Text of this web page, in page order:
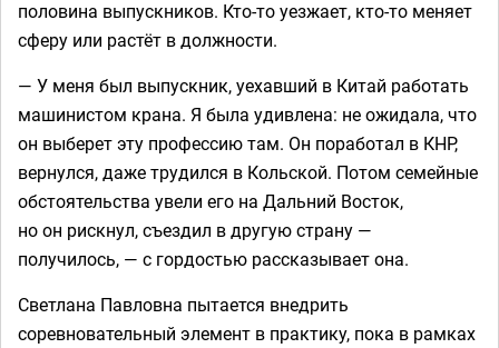
половина выпускников. Кто-то уезжает, кто-то меняет
сферу или растёт в должности.
— У меня был выпускник, уехавший в Китай работать
машинистом крана. Я была удивлена: не ожидала, что
он выберет эту профессию там. Он поработал в КНР,
вернулся, даже трудился в Кольской. Потом семейные
обстоятельства увели его на Дальний Восток,
но он рискнул, съездил в другую страну —
получилось, — с гордостью рассказывает она.
Светлана Павловна пытается внедрить
соревновательный элемент в практику, пока в рамках